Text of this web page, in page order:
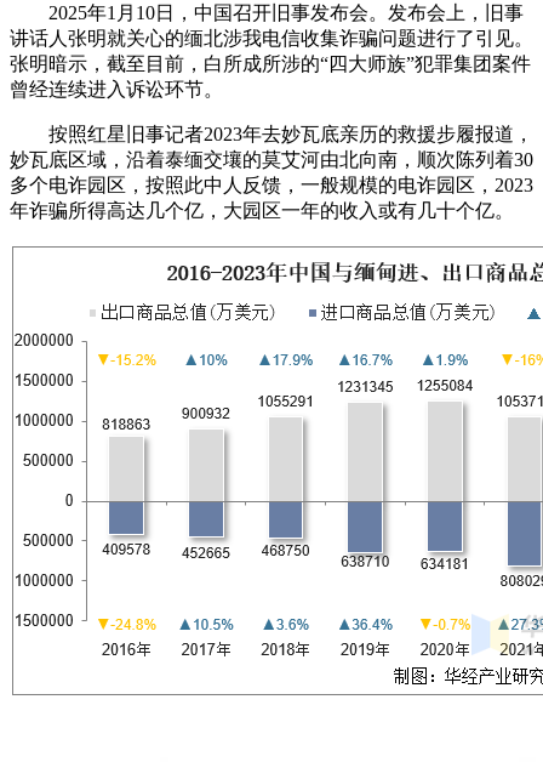
2025年1月10日，中国召开旧事发布会。发布会上，旧事
讲话人张明就关心的缅北涉我电信收集诈骗问题进行了引见。
张明暗示，截至目前，白所成所涉的“四大师族”犯罪集团案件
曾经连续进入诉讼环节。
按照红星旧事记者2023年去妙瓦底亲历的救援步履报道，
妙瓦底区域，沿着泰缅交壤的莫艾河由北向南，顺次陈列着30
多个电诈园区，按照此中人反馈，一般规模的电诈园区，2023
年诈骗所得高达几个亿，大园区一年的收入或有几十个亿。